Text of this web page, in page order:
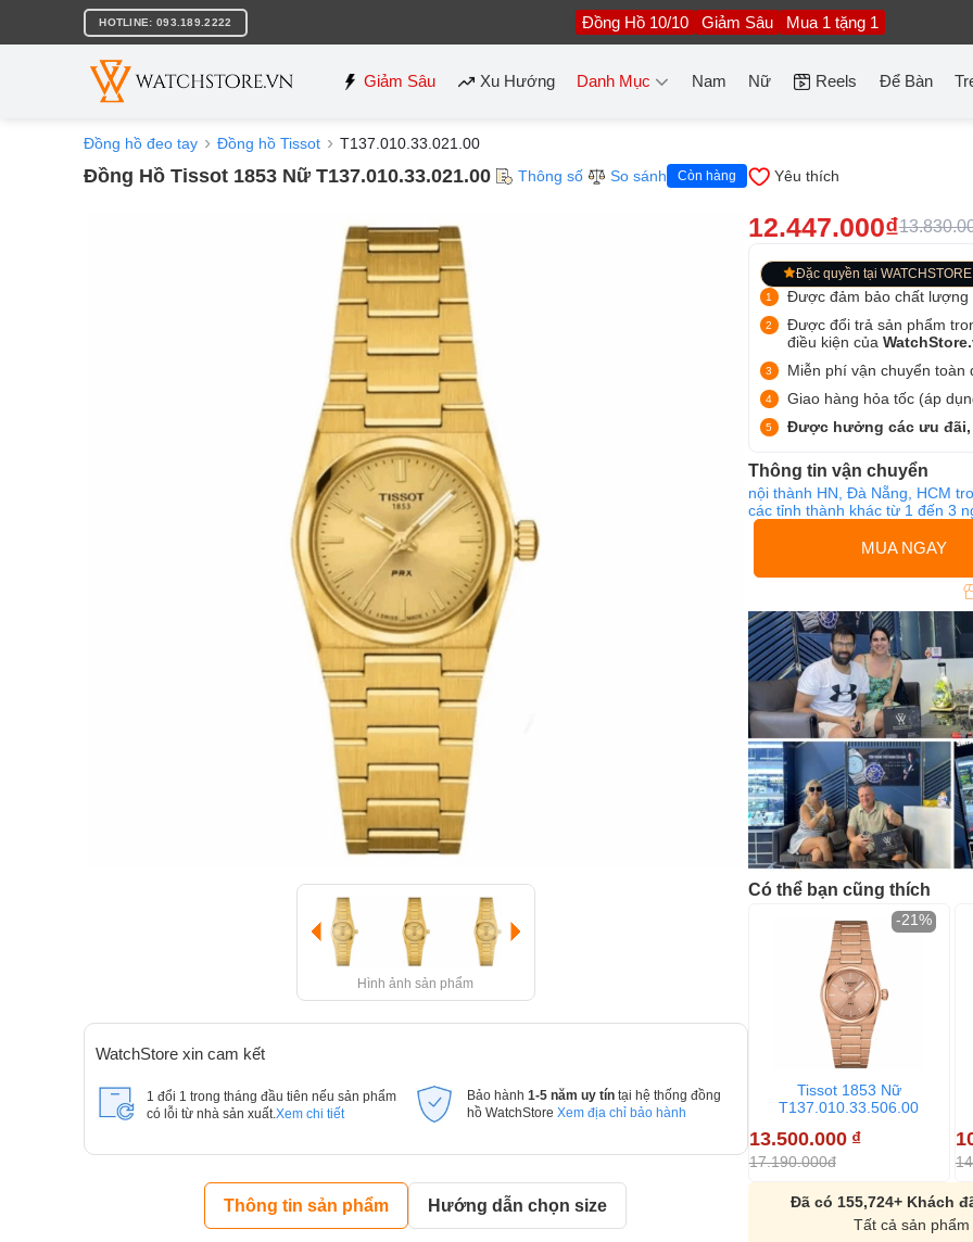
nội
HOTLINE: 093.189.2222 Đồng Hồ 10/10 Giảm Sâu Mua 1 tặng 1
Giảm Sâu Xu Hướng Danh Mục Nam Nữ Reels Để Bàn
Đồng hồ đeo tay Đồng hồ Tissot T137.010.33.021.00
Đồng Hồ Tissot 1853 Nữ T137.010.33.021.00 Thông số So sánh Còn hàng Yêu thích
Hình ảnh sản phẩm
WatchStore xin cam kết
1 đổi 1 trong tháng đầu tiên nếu sản phẩm
có lỗi từ nhà sản xuất. Xem chi tiết
Bảo hành 1-5 năm uy tín tại hệ thống đồng
hồ WatchStore Xem địa chỉ bảo hành
Thông tin sản phẩm Hướng dẫn chọn size
12.447.000₫
Đặc quyền tại WATCHSTORE
Được đảm bảo chất lượng
Được đổi trả sản phẩm
điều kiện của
Miễn phí vận chuyển toàn
Giao hàng hỏa tốc (áp
Được hưởng các ưu đãi,
Thông tin vận chuyển
nội thành HN, Đà Nẵng, HCM
các tỉnh thành khác từ 1 đến 3
MUA NGAY
Có thể bạn cũng thích
Tissot 1853 Nữ
T137.010.33.506.00
13.500.000 ₫
17.190.000đ
-21%
Đã có 155,724+ Khách
Tất cả sản